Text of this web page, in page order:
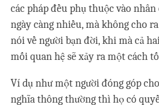
các pháp đều phụ thuộc vào
ngày càng nhiều, mà không cho
nói về người bạn đời, khi mà cả
mối quan hệ sẽ xảy ra một cách
Ví dụ như một người đóng góp
nghĩa thông thường thì họ có